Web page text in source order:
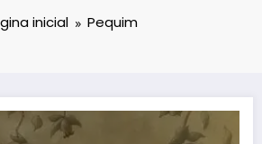
inicial Pequim